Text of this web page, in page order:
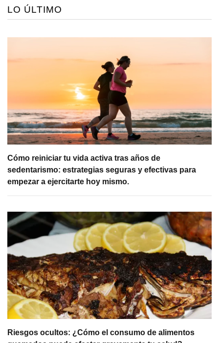
LO ÚLTIMO
Cómo reiniciar tu vida activa tras años de
sedentarismo: estrategias seguras y efectivas para
empezar a ejercitarte hoy mismo.
Riesgos ocultos: ¿Cómo el consumo de alimentos